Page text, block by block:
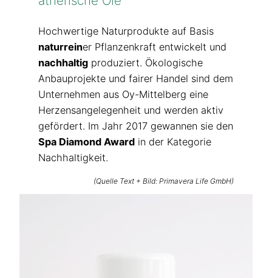
Hochwertige Naturprodukte auf Basis
naturreiner Pflanzenkraft entwickelt und
nachhaltigproduziert. Ökologische
Anbauprojekte und fairer Handel sind dem
Unternehmen aus Oy-Mittelberg eine
Herzensangelegenheit und werden aktiv
gefördert. Im Jahr 2017 gewannen sie den
Spa Diamond Awardin der Kategorie
Nachhaltigkeit.
(Quelle Text + Bild: Primavera Life GmbH)